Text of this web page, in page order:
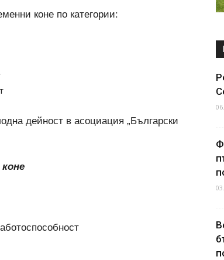
коне по категории:
дейност в асоциация „Български